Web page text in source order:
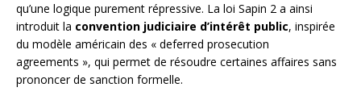
qu’une logique purement répressive. La loi Sapin 2 a ainsi
introduit la convention judiciaire d’intérêt public, inspirée
du modèle américain des « deferred prosecution
agreements », qui permet de résoudre certaines affaires sans
prononcer de sanction formelle.